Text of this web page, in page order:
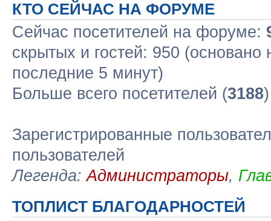
КТО СЕЙЧАС НА ФОРУМЕ
Сейчас посетителей на форуме:
скрытых и гостей: 950 (основано
последние 5 минут)
Больше всего посетителей (3188
Зарегистрированные
пользователей
Легенда:Администраторы,
ТОПЛИСТ БЛАГОДАРНОСТЕЙ